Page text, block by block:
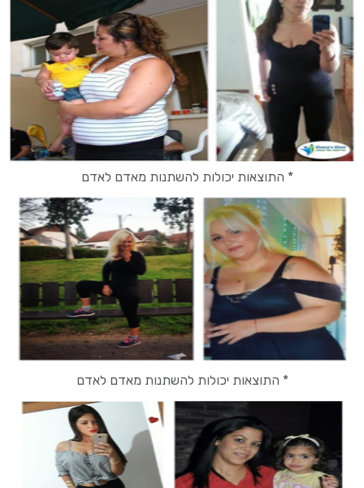
* התוצאות יכולות להשתנות מאדם לאדם
* התוצאות יכולות להשתנות מאדם לאדם